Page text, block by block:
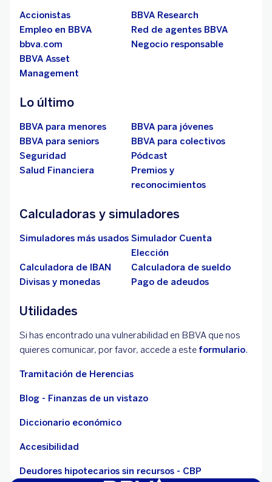
Accionistas
BBVA Research
Empleo en BBVA
Red de agentes BBVA
bbva.com
Negocio responsable
BBVA Asset
Management
Lo último
BBVA para menores
BBVA para jóvenes
BBVA para seniors
BBVA para colectivos
Seguridad
Pódcast
Salud Financiera
Premios y
reconocimientos
Calculadoras y simuladores
Simuladores más usados Simulador Cuenta
Elección
Calculadora de IBAN
Calculadora de sueldo
Divisas y monedas
Pago de adeudos
Utilidades
Si has encontrado una vulnerabilidad en BBVA que nos
quieres comunicar, por favor, accede a este formulario.
Tramitación de Herencias
Blog - Finanzas de un vistazo
Diccionario económico
Accesibilidad
Deudores hipotecarios sin recursos - CBP